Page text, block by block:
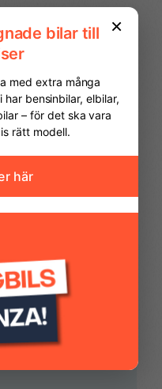
finansiering av
räkna ut din
kr